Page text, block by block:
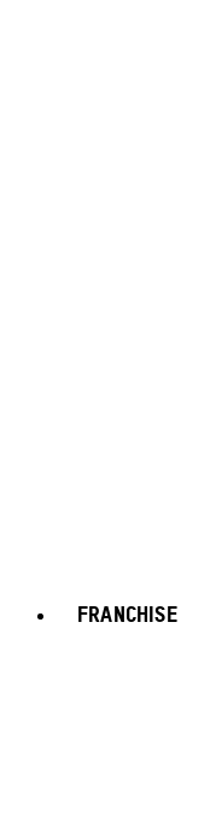
FRANCHISE